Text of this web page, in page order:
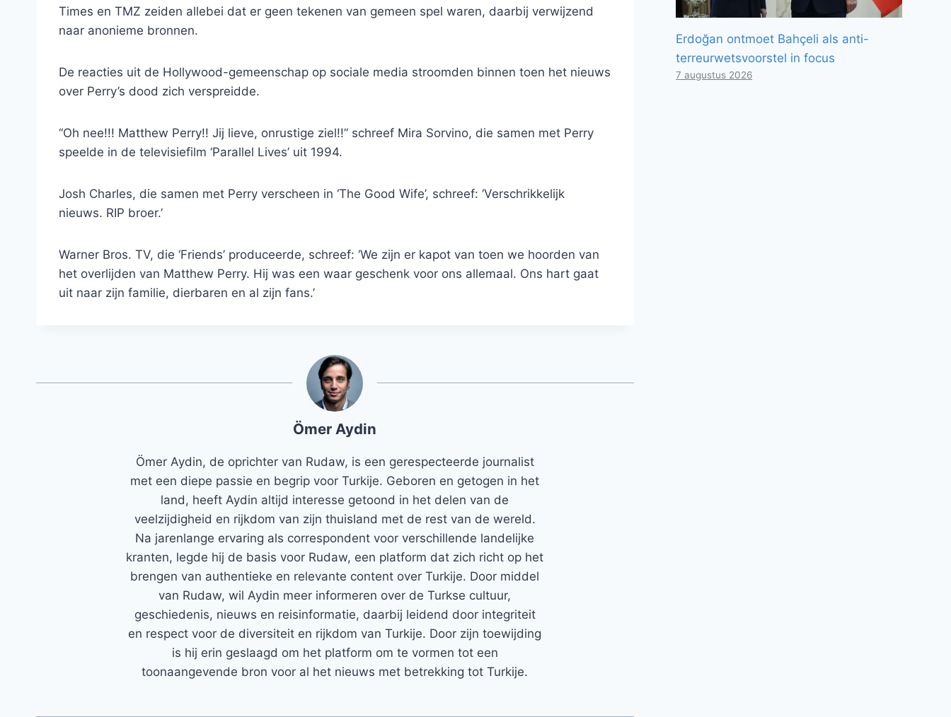
Times en TMZ zeiden allebei dat er geen tekenen van gemeen spel waren, daarbij verwijzend
naar anonieme bronnen.
De reacties uit de Hollywood-gemeenschap op sociale media stroomden binnen toen het nieuws
over Perry’s dood zich verspreidde.
“Oh nee!!! Matthew Perry!! Jij lieve, onrustige ziel!!” schreef Mira Sorvino, die samen met Perry
speelde in de televisiefilm ‘Parallel Lives’ uit 1994.
Josh Charles, die samen met Perry verscheen in ‘The Good Wife’, schreef: ‘Verschrikkelijk
nieuws. RIP broer.’
Warner Bros. TV, die ‘Friends’ produceerde, schreef: ‘We zijn er kapot van toen we hoorden van
het overlijden van Matthew Perry. Hij was een waar geschenk voor ons allemaal. Ons hart gaat
uit naar zijn familie, dierbaren en al zijn fans.’
Ömer Aydin
Ömer Aydin, de oprichter van Rudaw, is een gerespecteerde journalist
met een diepe passie en begrip voor Turkije. Geboren en getogen in het
land, heeft Aydin altijd interesse getoond in het delen van de
veelzijdigheid en rijkdom van zijn thuisland met de rest van de wereld.
Na jarenlange ervaring als correspondent voor verschillende landelijke
kranten, legde hij de basis voor Rudaw, een platform dat zich richt op het
brengen van authentieke en relevante content over Turkije. Door middel
van Rudaw, wil Aydin meer informeren over de Turkse cultuur,
geschiedenis, nieuws en reisinformatie, daarbij leidend door integriteit
en respect voor de diversiteit en rijkdom van Turkije. Door zijn toewijding
is hij erin geslaagd om het platform om te vormen tot een
toonaangevende bron voor al het nieuws met betrekking tot Turkije.
Erdoğan ontmoet Bahçeli als anti-
terreurwetsvoorstel in focus
7 augustus 2026